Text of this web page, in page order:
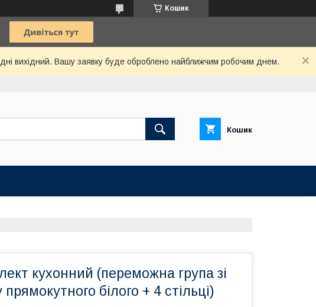
Кошик
вихідний. Вашу заявку буде оброблено найближчим робочим днем.
Кошик
кухонний (переможна група зі
прямокутного білого + 4 стільці)